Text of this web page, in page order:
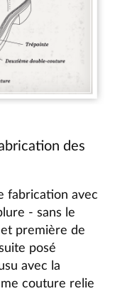
des
fabrication avec
- sans le
première de
posé
avec la
couture relie